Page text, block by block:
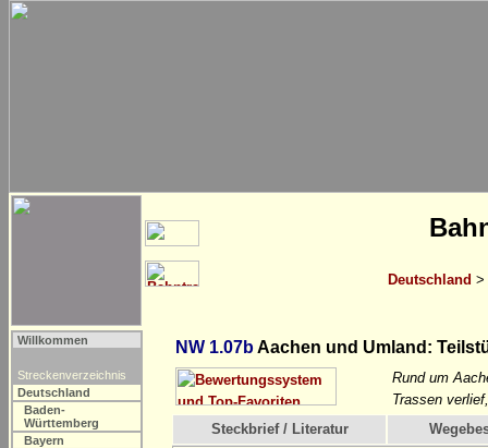
Deutschland >
Willkommen
Streckenverzeichnis
Deutschland
Baden-
Württemberg
Bayern
NW 1.07bAachen und Umland:
Rund um
Trassen
Steckbrief / Literatur